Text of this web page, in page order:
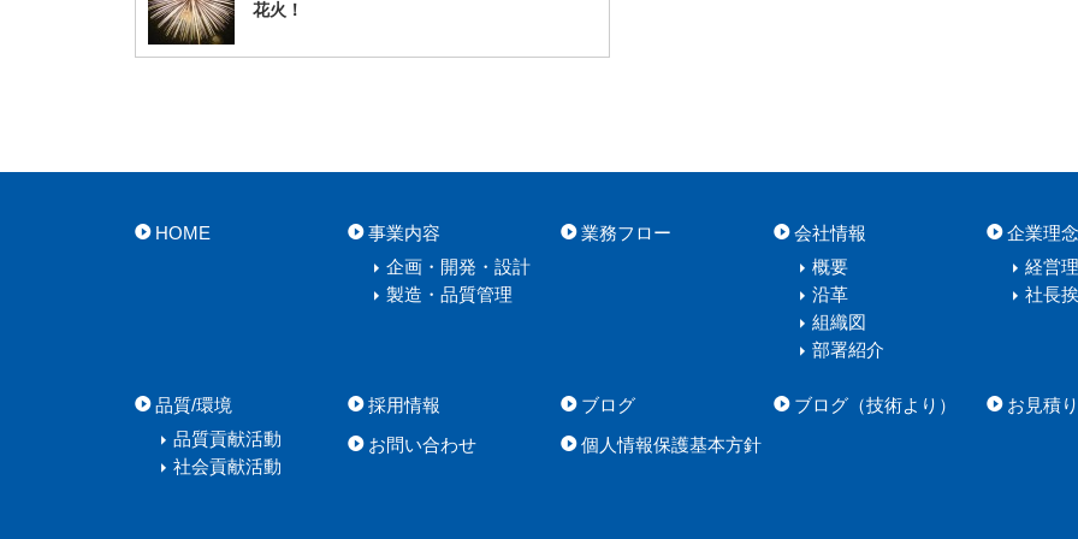
花火！
HOME
事業内容
企画・開発・設計
製造・品質管理
業務フロー
会社情報
概要
沿革
組織図
部署紹介
企業理念
経営
社長
品質/環境
品質貢献活動
社会貢献活動
採用情報 ブログ ブログ（技術より）
お見積り
お問い合わせ
個人情報保護基本方針